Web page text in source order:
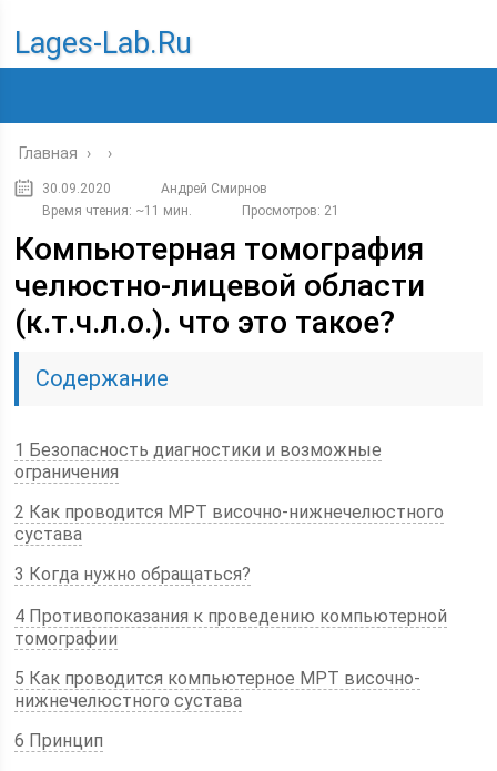
Lages-Lab.ru
Главная › ›
30.09.2020
Андрей Смирнов
Время чтения: ~11 мин.
Просмотров: 21
Компьютерная томография
челюстно-лицевой области
(к.т.ч.л.о.). что это такое?
Содержание
1 Безопасность диагностики и возможные
ограничения
2 Как проводится МРТ височно-нижнечелюстного
сустава
3 Когда нужно обращаться?
4 Противопоказания к проведению компьютерной
томографии
5 Как проводится компьютерное МРТ височно-
нижнечелюстного сустава
6 Принцип